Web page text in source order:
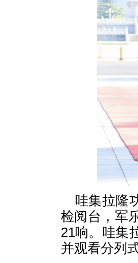
哇集拉隆
检阅台，军
21响。哇集
并观看分列式